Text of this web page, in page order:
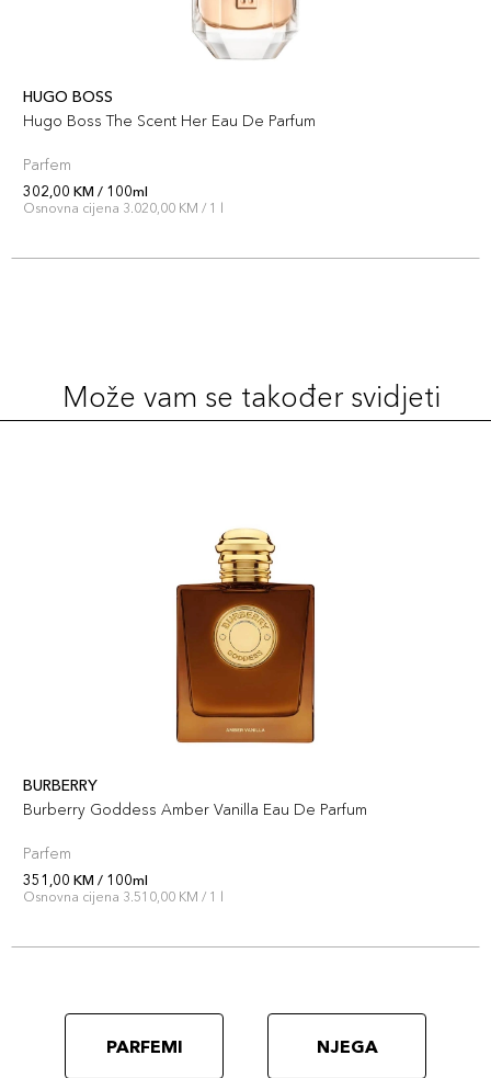
HUGO BOSS
Hugo Boss The Scent Her Eau De Parfum
Parfem
302,00 KM / 100ml
Osnovna cijena 3.020,00 KM / 1 l
Može vam se također svidjeti
BURBERRY
Burberry Goddess Amber Vanilla Eau De Parfum
Parfem
351,00 KM / 100ml
Osnovna cijena 3.510,00 KM / 1 l
PARFEMI NJEGA